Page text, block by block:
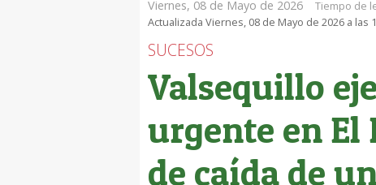
Viernes, 08 de Mayo de 2026 Tiempo de
Actualizada Viernes, 08 de Mayo de 2026 a las
SUCESOS
Valsequillo
urgente en El
de caída de